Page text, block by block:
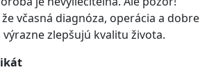
včasná diagnóza, operácia a dobre
zlepšujú kvalitu života.